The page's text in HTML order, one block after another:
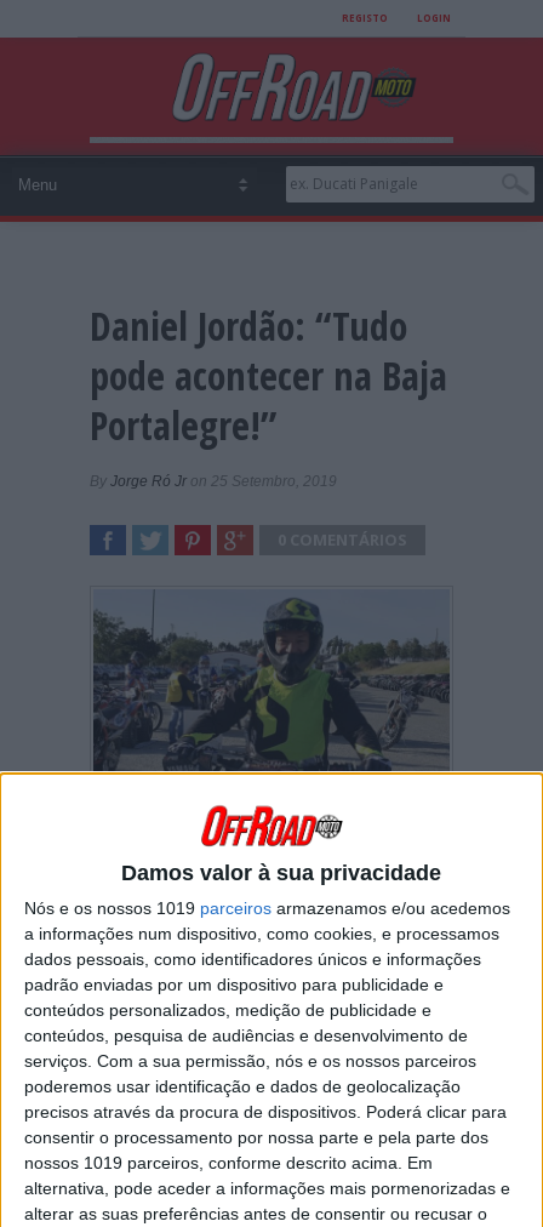
Damos valor à sua privacidade
Nós e os nossos 1019 parceiros armazenamos e/ou acedemos
a informações num dispositivo, como cookies, e processamos
dados pessoais, como identificadores únicos e informações
padrão enviadas por um dispositivo para publicidade e
conteúdos personalizados, medição de publicidade e
conteúdos, pesquisa de audiências e desenvolvimento de
serviços. Com a sua permissão, nós e os nossos parceiros
poderemos usar identificação e dados de geolocalização
precisos através da procura de dispositivos. Poderá clicar para
consentir o processamento por nossa parte e pela parte dos
nossos 1019 parceiros, conforme descrito acima. Em
alternativa, pode aceder a informações mais pormenorizadas e
alterar as suas preferências antes de consentir ou recusar o
REGISTO LOGIN
Daniel Jordão: “Tudo
pode acontecer na Baja
Portalegre!”
By Jorge Ró Jr on 25 Setembro, 2019
Daniel Jordão é o novo campeão nacional de
TT2, título que assegurou na Baja de Idanha-
a-Nova. Fomos falar com o piloto da Yamaha
sobre esta conquista mas também sobre o
título Absoluto que ainda está em aberto…
Conseguiste sagrar-te campeão nacional
de TT2 com uma prova ainda por disputar.
A quem gostarias de dedicar este título?
Continuar a ler
Baja Portalegre